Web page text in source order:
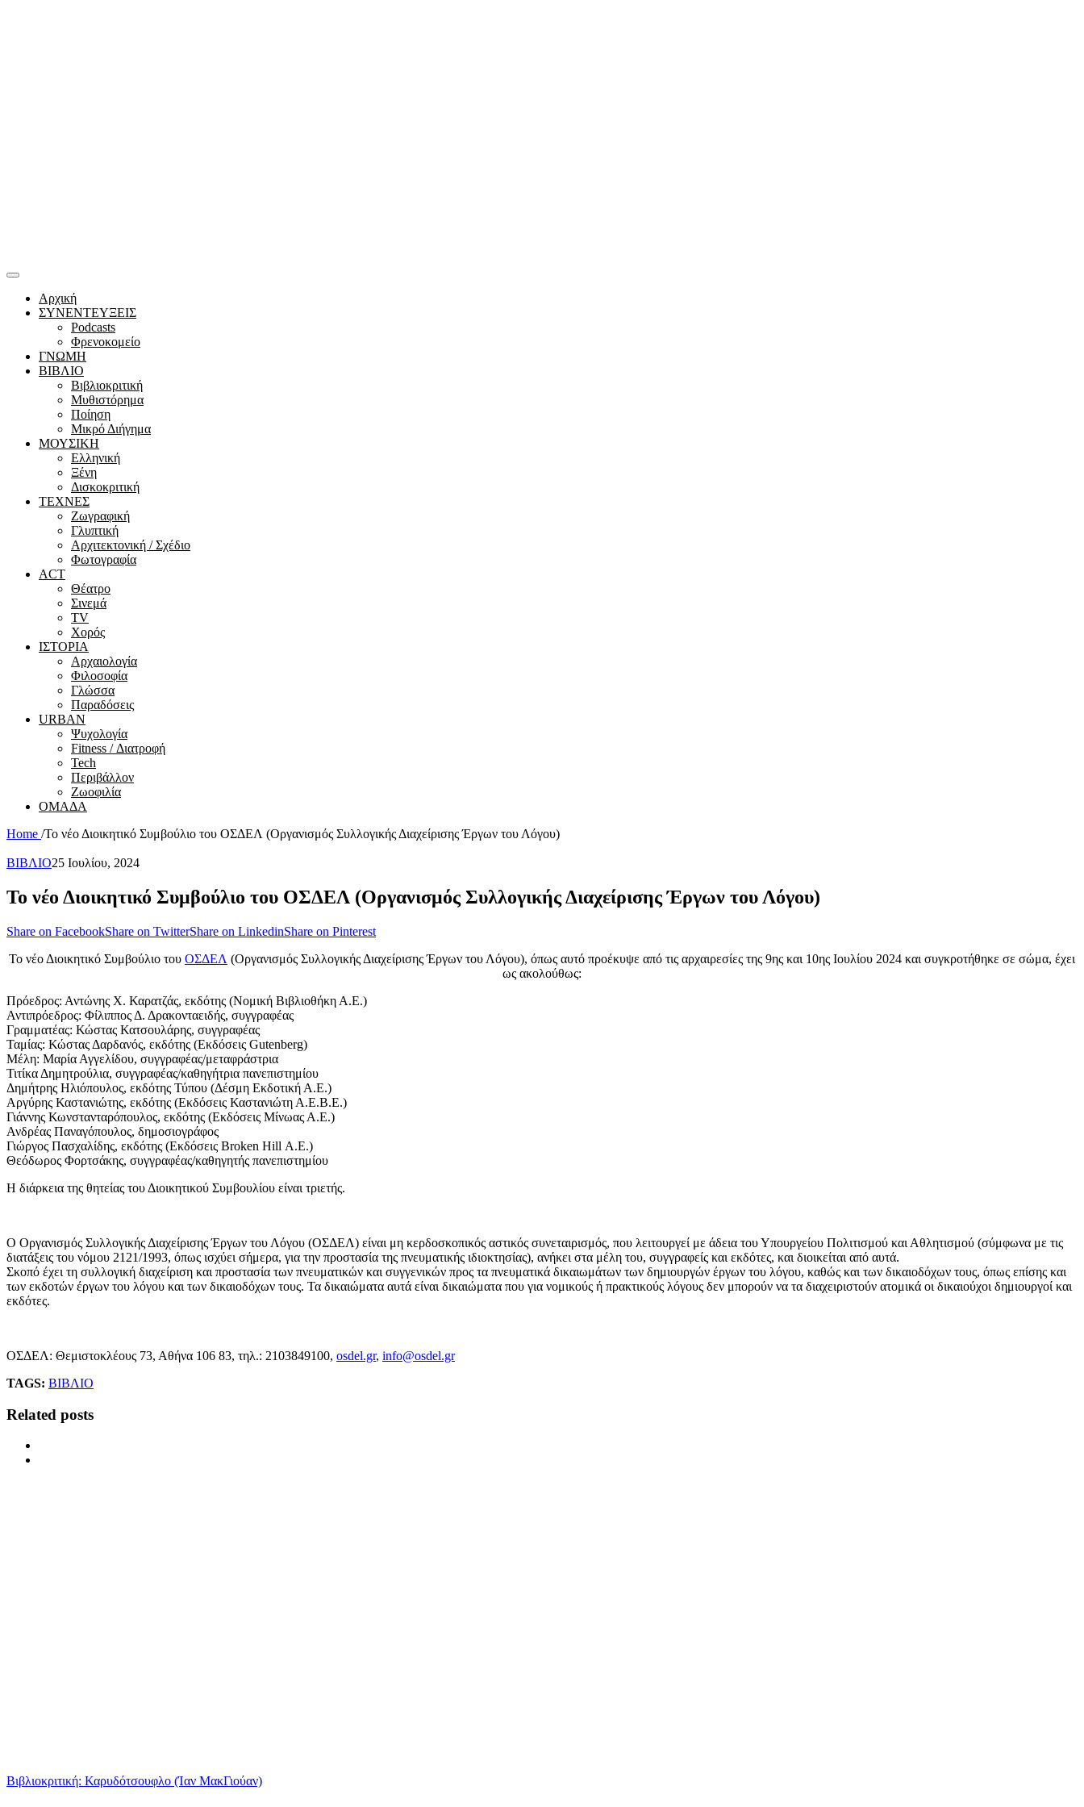
Αρχική
ΣΥΝΕΝΤΕΥΞΕΙΣ
Podcasts
Φρενοκομείο
ΓΝΩΜΗ
ΒΙΒΛΙΟ
Βιβλιοκριτική
Μυθιστόρημα
Ποίηση
Μικρό Διήγημα
ΜΟΥΣΙΚΗ
Ελληνική
Ξένη
Δισκοκριτική
ΤΕΧΝΕΣ
Ζωγραφική
Γλυπτική
Αρχιτεκτονική / Σχέδιο
Φωτογραφία
ACT
Θέατρο
Σινεμά
ΤV
Χορός
ΙΣΤΟΡΙΑ
Αρχαιολογία
Φιλοσοφία
Γλώσσα
Παραδόσεις
URBAN
Ψυχολογία
Fitness / Διατροφή
Tech
Περιβάλλον
Ζωοφιλία
ΟΜΑΔΑ
Home /Το νέο Διοικητικό Συμβούλιο του ΟΣΔΕΛ (Οργανισμός Συλλογικής Διαχείρισης Έργων του Λόγου)
ΒΙΒΛΙΟ25 Ιουλίου, 2024
Το νέο Διοικητικό Συμβούλιο του ΟΣΔΕΛ (Οργανισμός Συλλογικής Διαχείρισης Έργων του Λόγου)
Share on FacebookShare on TwitterShare on LinkedinShare on Pinterest
Το νέο Διοικητικό Συμβούλιο του ΟΣΔΕΛ (Οργανισμός Συλλογικής Διαχείρισης Έργων του Λόγου), όπως αυτό προέκυψε από τις αρχαιρεσίες της 9ης και 10ης Ιουλίου 2024 και συγκροτήθηκε σε σώμα, έχει
ως ακολούθως:
Πρόεδρος: Αντώνης Χ. Καρατζάς, εκδότης (Νομική Βιβλιοθήκη Α.Ε.)
Αντιπρόεδρος: Φίλιππος Δ. Δρακονταειδής, συγγραφέας
Γραμματέας: Κώστας Κατσουλάρης, συγγραφέας
Ταμίας: Κώστας Δαρδανός, εκδότης (Εκδόσεις Gutenberg)
Μέλη: Μαρία Αγγελίδου, συγγραφέας/μεταφράστρια
Τιτίκα Δημητρούλια, συγγραφέας/καθηγήτρια πανεπιστημίου
Δημήτρης Ηλιόπουλος, εκδότης Τύπου (Δέσμη Εκδοτική Α.Ε.)
Αργύρης Καστανιώτης, εκδότης (Εκδόσεις Καστανιώτη Α.Ε.Β.Ε.)
Γιάννης Κωνστανταρόπουλος, εκδότης (Εκδόσεις Μίνωας Α.Ε.)
Ανδρέας Παναγόπουλος, δημοσιογράφος
Γιώργος Πασχαλίδης, εκδότης (Εκδόσεις Broken Hill Α.Ε.)
Θεόδωρος Φορτσάκης, συγγραφέας/καθηγητής πανεπιστημίου
Η διάρκεια της θητείας του Διοικητικού Συμβουλίου είναι τριετής.
Ο Οργανισμός Συλλογικής Διαχείρισης Έργων του Λόγου (ΟΣΔΕΛ) είναι μη κερδοσκοπικός αστικός συνεταιρισμός, που λειτουργεί με άδεια του Υπουργείου Πολιτισμού και Αθλητισμού (σύμφωνα με τις
διατάξεις του νόμου 2121/1993, όπως ισχύει σήμερα, για την προστασία της πνευματικής ιδιοκτησίας), ανήκει στα μέλη του, συγγραφείς και εκδότες, και διοικείται από αυτά.
Σκοπό έχει τη συλλογική διαχείριση και προστασία των πνευματικών και συγγενικών προς τα πνευματικά δικαιωμάτων των δημιουργών έργων του λόγου, καθώς και των δικαιοδόχων τους, όπως επίσης και
των εκδοτών έργων του λόγου και των δικαιοδόχων τους. Τα δικαιώματα αυτά είναι δικαιώματα που για νομικούς ή πρακτικούς λόγους δεν μπορούν να τα διαχειριστούν ατομικά οι δικαιούχοι δημιουργοί και
εκδότες.
ΟΣΔΕΛ: Θεμιστοκλέους 73, Αθήνα 106 83, τηλ.: 2103849100, osdel.gr, info@osdel.gr
TAGS: ΒΙΒΛΙΟ
Related posts
Βιβλιοκριτική: Καρυδότσουφλο (Ίαν ΜακΓιούαν)